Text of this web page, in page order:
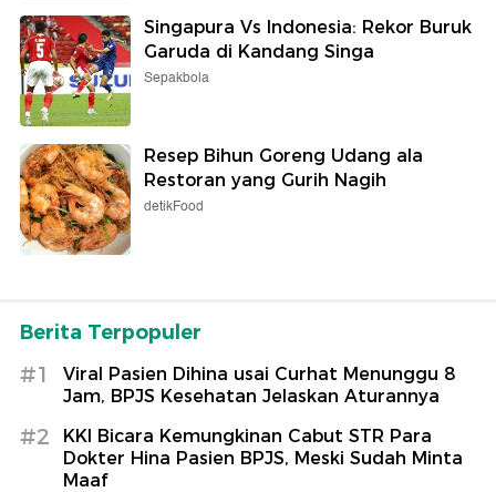
Singapura Vs Indonesia: Rekor Buruk
Garuda di Kandang Singa
Sepakbola
Resep Bihun Goreng Udang ala
Restoran yang Gurih Nagih
detikFood
Berita Terpopuler
#1
Viral Pasien Dihina usai Curhat Menunggu 8
Jam, BPJS Kesehatan Jelaskan Aturannya
#2
KKI Bicara Kemungkinan Cabut STR Para
Dokter Hina Pasien BPJS, Meski Sudah Minta
Maaf